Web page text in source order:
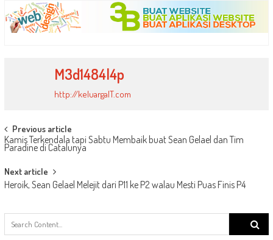
M3d1484l4p
http://keluargaIT.com
Post
navigation
Previous article
Kamis Terkendala tapi Sabtu Membaik buat Sean Gelael dan Tim
Paradine di Catalunya
Next article
Heroik, Sean Gelael Melejit dari P11 ke P2 walau Mesti Puas Finis P4
Search
for: